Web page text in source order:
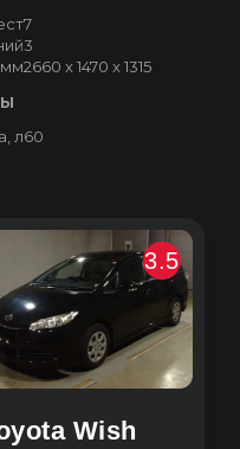
7
3
мм2660 x 1470 x 1315
л60
Wish
3.5